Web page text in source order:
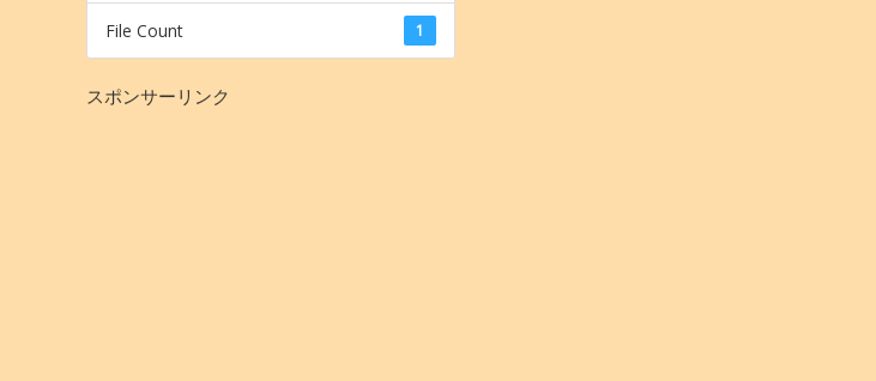
File Count 1
スポンサーリンク